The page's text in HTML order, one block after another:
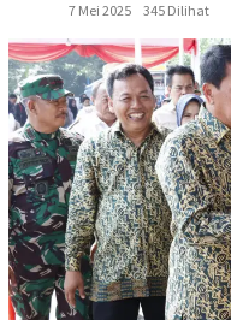
7 Mei 2025
345 Dilihat